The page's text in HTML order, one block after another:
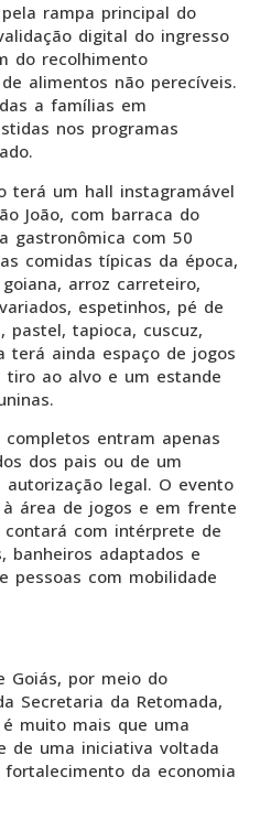
rampa principal do
digital do ingresso
do recolhimento
alimentos não perecíveis.
a famílias em
nos programas
terá um hall instagramável
João, com barraca do
gastronômica com 50
comidas típicas da época,
arroz carreteiro,
espetinhos, pé de
pastel, tapioca, cuscuz,
ainda espaço de jogos
tiro ao alvo e um estande
entram apenas
dos pais ou de um
legal. O evento
área de jogos e em frente
com intérprete de
banheiros adaptados e
pessoas com mobilidade
Goiás, por meio do
Secretaria da Retomada,
muito mais que uma
de uma iniciativa voltada
da economia